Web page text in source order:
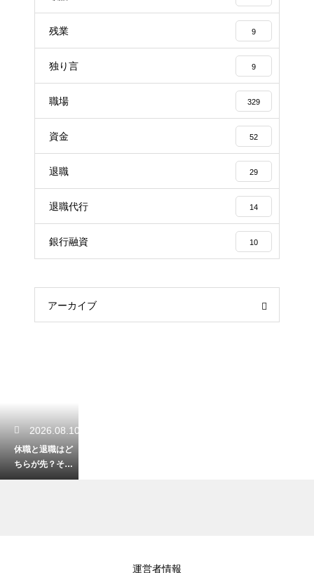
残業 9
独り言 9
職場 329
資金 52
退職 29
退職代行 14
銀行融資 10
アーカイブ
2026.08.10
休職と退職はど
ちらが先？それ
ぞれのメリット
運営者情報